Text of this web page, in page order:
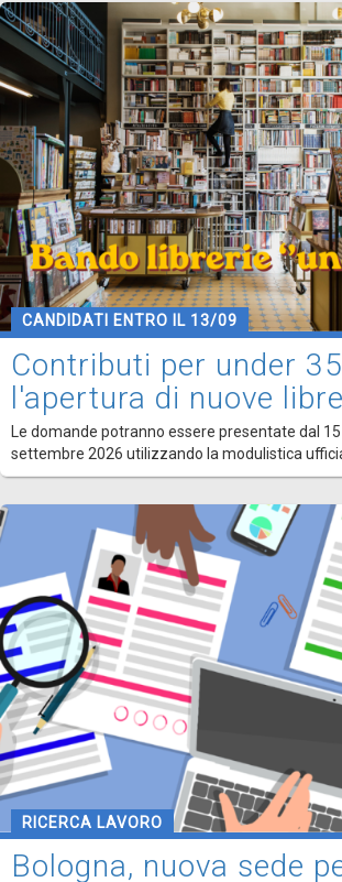
CANDIDATI ENTRO IL 13/09
Contributi per under
l'apertura di nuove
Le domande potranno essere presentate dal
settembre 2026 utilizzando la modulistica
RICERCA LAVORO
Bologna, nuova sede